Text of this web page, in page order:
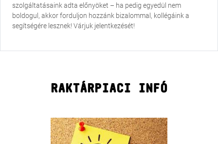
szolgáltatásaink adta előnyöket – ha pedig egyedül nem
boldogul, akkor forduljon hozzánk bizalommal, kollégáink a
segítségére lesznek! Várjuk jelentkezését!
RAKTÁRPIACI INFÓ